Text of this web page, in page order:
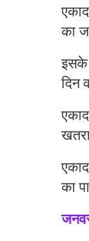
का
इसके
दिन
का